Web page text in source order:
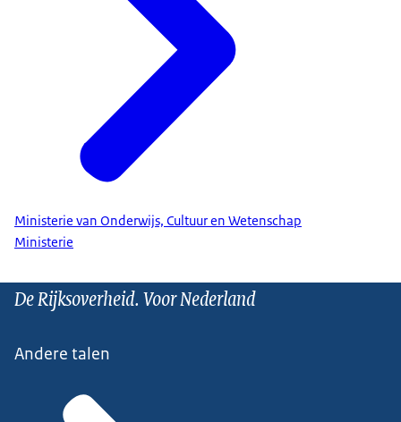
Ministerie van Onderwijs, Cultuur en Wetenschap
Ministerie
De Rijksoverheid. Voor Nederland
Andere talen